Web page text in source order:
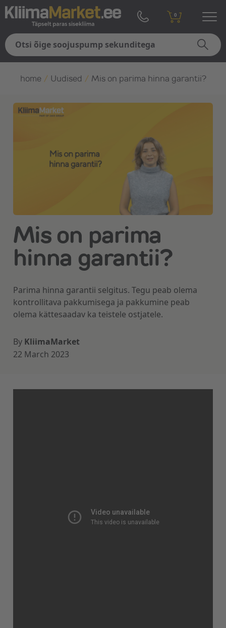
0
home / Uudised / Mis on parima hinna garantii?
Mis on parima
hinna garantii?
Parima hinna garantii selgitus. Tegu peab olema
kontrollitava pakkumisega ja pakkumine peab
olema kättesaadav ka teistele ostjatele.
By KliimaMarket
22 March 2023